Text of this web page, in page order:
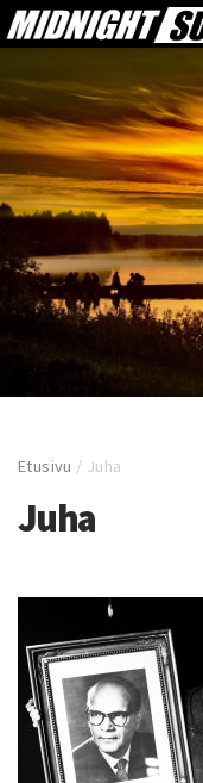
Etusivu / Juha
Juha